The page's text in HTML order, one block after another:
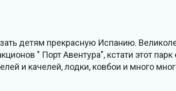
детям прекрасную Испанию.
" Порт Авентура", кстати этот
и качелей, лодки, ковбои и много